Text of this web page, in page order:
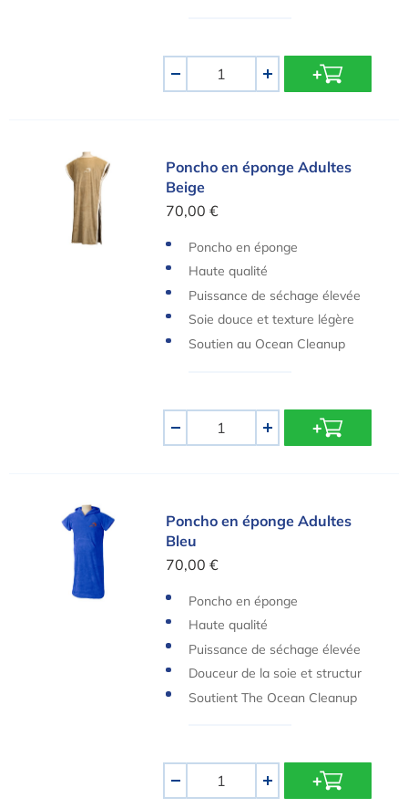
+
Poncho en éponge Adultes Beige
Poncho en éponge Adultes
Beige
70,00 €
Poncho en éponge
Haute qualité
Puissance de séchage élevée
Soie douce et texture légère
Soutien au Ocean Cleanup
- +
Poncho en éponge Adultes Bleu
Poncho en éponge Adultes
Bleu
70,00 €
Poncho en éponge
Haute qualité
Puissance de séchage élevée
Douceur de la soie et structur
e légère
Soutient The Ocean Cleanup
+